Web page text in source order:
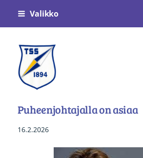
Siirry
Valikko
Tukholman Suomalainen
Puheenjohtajalla on asiaa
16.2.2026